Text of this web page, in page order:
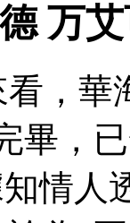
万
，華
畢，
情